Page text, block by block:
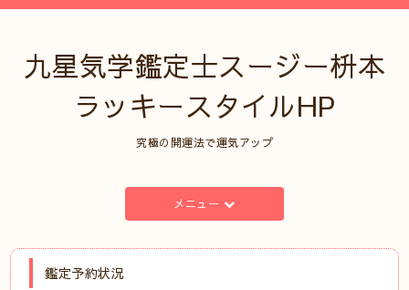
九星気学鑑定士スージー枡本
ラッキースタイルHP
究極の開運法で運気アップ
メニュー
鑑定予約状況